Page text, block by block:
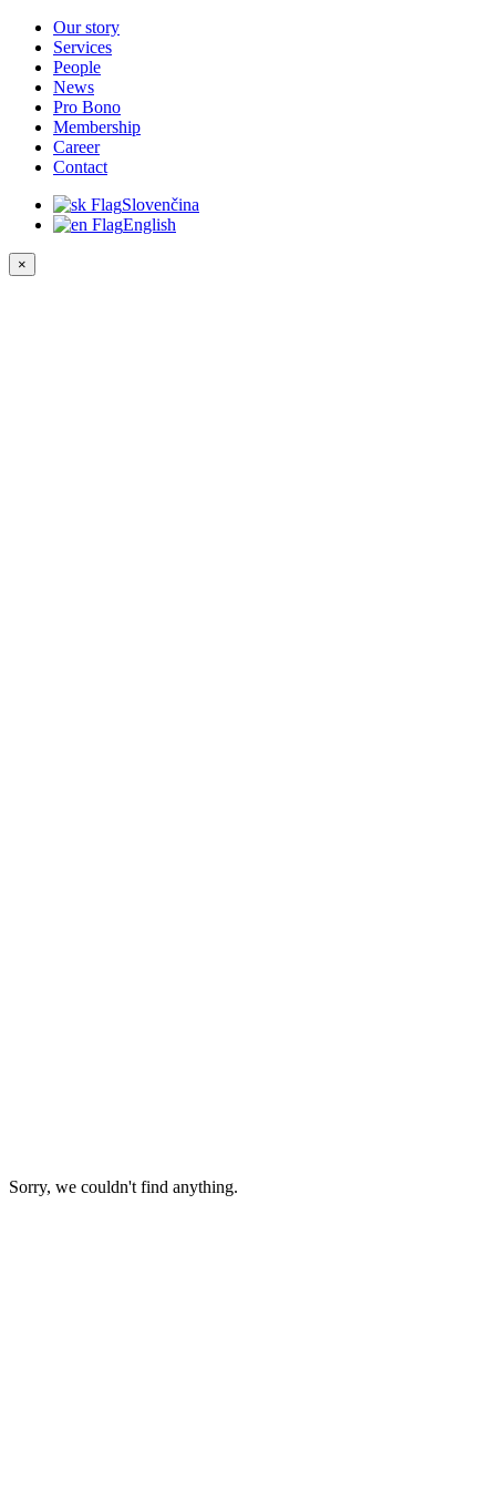
Our story
Services
People
News
Pro Bono
Membership
Career
Contact
Slovenčina
English
×
Sorry, we couldn't find anything.